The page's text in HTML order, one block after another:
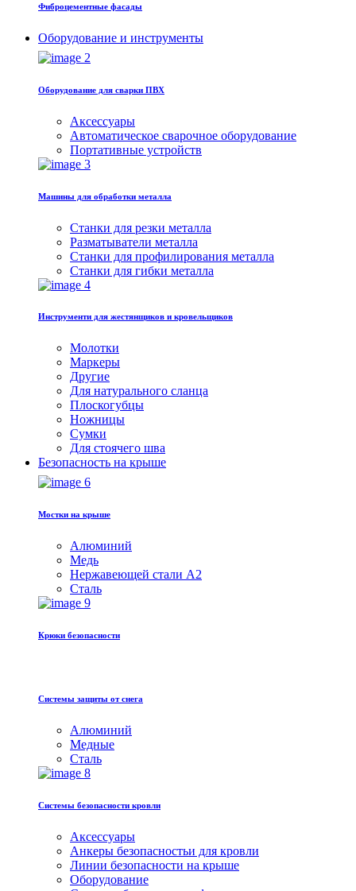
Фиброцементные фасады
Оборудование и инструменты
Оборудование для сварки ПВХ
Аксессуары
Автоматическое сварочное оборудование
Портативные устройств
Машины для обработки металла
Станки для резки металла
Разматыватели металла
Станки для профилирования металла
Станки для гибки металла
Инструменти для жестянщиков и кровельщиков
Молотки
Маркеры
Другие
Для натурального сланца
Плоскогубцы
Ножницы
Сумки
Для стоячего шва
Безопасность на крыше
Мостки на крыше
Алюминий
Медь
Hержавеющей стали A2
Сталь
Крюки безопасности
Системы защиты от снега
Алюминий
Медные
Сталь
Системы безопасности кровли
Аксессуары
Анкеры безопасностьи для кровли
Линии безопасности на крыше
Оборудование